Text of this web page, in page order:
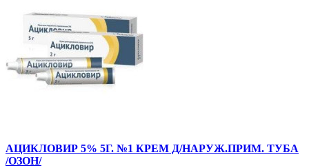
АЦИКЛОВИР 5% 5Г. №1 КРЕМ Д/НАРУЖ.ПРИМ. ТУБА
/ОЗОН/